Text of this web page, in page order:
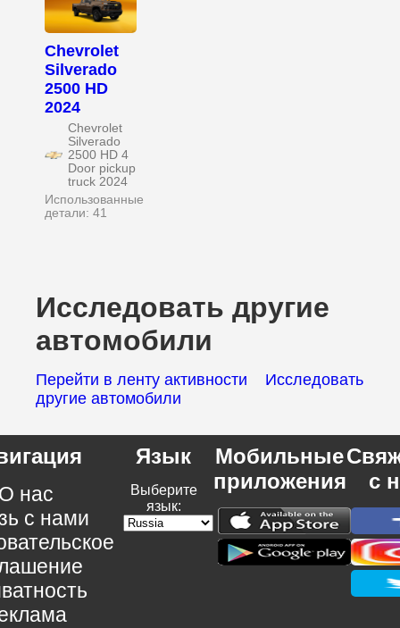
Chevrolet
Silverado
2500 HD
2024
Chevrolet
Silverado
2500 HD 4
Door pickup
truck 2024
Использованные
детали: 41
Исследовать другие
автомобили
Перейти в ленту активности
Исследовать
другие автомобили
нас
с нами
Язык
Выберите
язык:
Мобильные
приложения
с